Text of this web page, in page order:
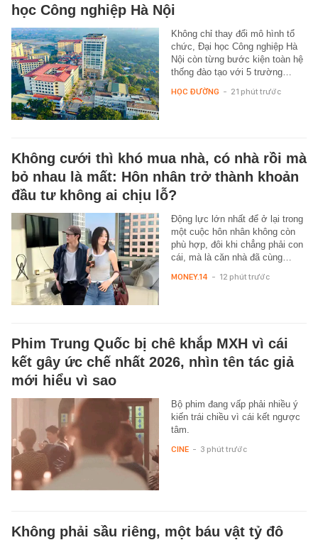
học Công nghiệp Hà Nội
Không chỉ thay đổi mô hình tổ
chức, Đại học Công nghiệp Hà
Nội còn từng bước kiện toàn hệ
thống đào tạo với 5 trường…
HỌC ĐƯỜNG - 21 phút trước
Không cưới thì khó mua nhà, có nhà rồi mà
bỏ nhau là mất: Hôn nhân trở thành khoản
đầu tư không ai chịu lỗ?
Động lực lớn nhất để ở lại trong
một cuộc hôn nhân không còn
phù hợp, đôi khi chẳng phải con
cái, mà là căn nhà đã cùng…
MONEY.14 - 12 phút trước
Phim Trung Quốc bị chê khắp MXH vì cái
kết gây ức chế nhất 2026, nhìn tên tác giả
mới hiểu vì sao
Bộ phim đang vấp phải nhiều ý
kiến trái chiều vì cái kết ngược
tâm.
CINE - 3 phút trước
Không phải sầu riêng, một báu vật tỷ đô